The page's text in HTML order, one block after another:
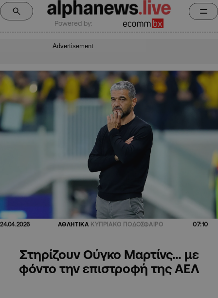
Powered by:
Advertisement
24.04.2026 ΑΘΛΗΤΙΚΑ ΚΥΠΡΙΑΚΟ ΠΟΔΟΣΦΑΙΡΟ 07:10
Στηρίζουν Ούγκο Μαρτίνς… με
φόντο την επιστροφή της ΑΕΛ